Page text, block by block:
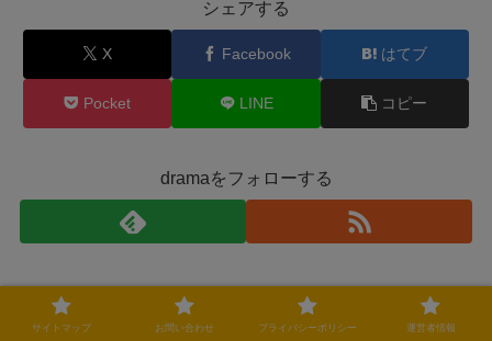
シェアする
X Facebook はてブ
Pocket LINE コピー
dramaをフォローする
関連記事
サイトマップ お問い合わせ プライバシーポリシー 運営者情報